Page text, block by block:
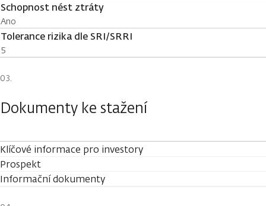
Schopnost nést ztráty
Ano
Tolerance rizika dle SRI/SRRI
5
Dokumenty ke stažení
Klíčové informace pro investory
Prospekt
Informační dokumenty